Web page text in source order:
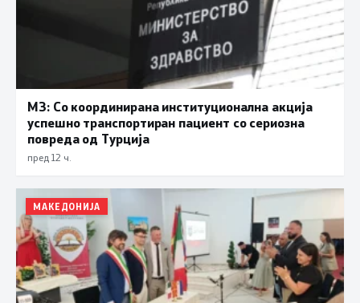
МЗ: Со координирана институционална акција
успешно транспортиран пациент со сериозна
повреда од Турција
пред 12 ч.
МАКЕДОНИЈА